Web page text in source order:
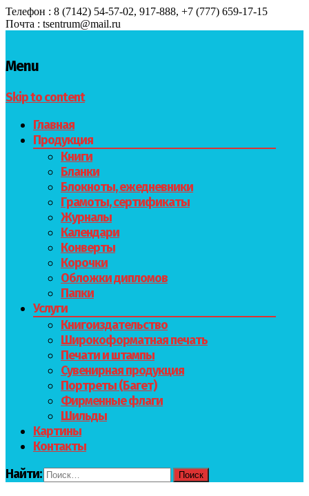
Телефон : 8 (7142) 54-57-02, 917-888, +7 (777) 659-17-15
Почта : tsentrum@mail.ru
Menu
Skip to content
Главная
Продукция
Книги
Бланки
Блокноты, ежедневники
Грамоты, сертификаты
Журналы
Календари
Конверты
Корочки
Обложки дипломов
Папки
Услуги
Книгоиздательство
Широкоформатная печать
Печати и штампы
Сувенирная продукция
Портреты (Багет)
Фирменные флаги
Шильды
Картины
Контакты
Найти: